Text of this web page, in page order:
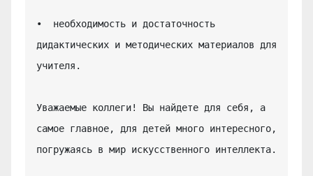
•  необходимость и достаточность
дидактических и методических материалов для
учителя.
Уважаемые коллеги! Вы найдете для себя, а
самое главное, для детей много интересного,
погружаясь в мир искусственного интеллекта.